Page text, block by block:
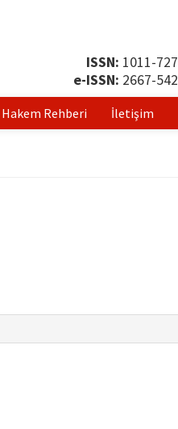
ISSN: 1011-
e-ISSN: 2667-
Hakem Rehberi İletişim